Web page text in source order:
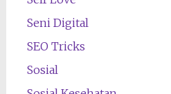
Seni Digital
SEO Tricks
Sosial